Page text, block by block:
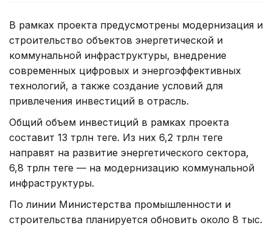
В рамках проекта предусмотрены модернизация и
строительство объектов энергетической и
коммунальной инфраструктуры, внедрение
современных цифровых и энергоэффективных
технологий, а также создание условий для
привлечения инвестиций в отрасль.
Общий объем инвестиций в рамках проекта
составит 13 трлн теңге. Из них 6,2 трлн теңге
направят на развитие энергетического сектора,
6,8 трлн теңге — на модернизацию коммунальной
инфраструктуры.
По линии Министерства промышленности и
строительства планируется обновить около 8 тыс.